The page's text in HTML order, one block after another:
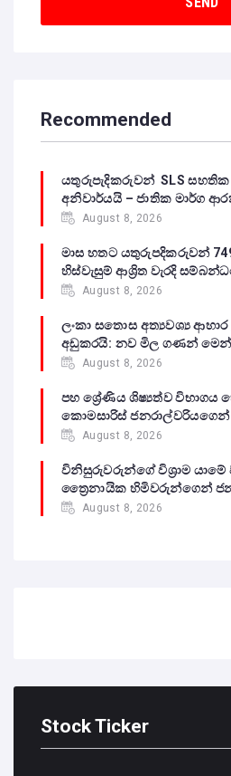
Recommended
යතුරුපැදිකරුවන් SLS සහතික
අනිවාර්යයි – ජාතික මාර්ග
August 8, 2026
මාස හතට යතුරුපදිකරුවන්
හිස්වැසුම් ආශ්‍රිත වැරදි
August 8, 2026
ලංකා සතොස අත්‍යවශ්‍ය
අඩුකරයි: නව මිල ගණන්
August 8, 2026
පහ ශ්‍රේණිය ශිෂ්‍යත්ව විභාගය
කොමසාරිස් ජනරාල්වරියගෙන්
August 8, 2026
විනිසුරුවරුන්ගේ විශ්‍රාම යාමේ
ත්‍රෛනායික හිමිවරුන්ගෙන්
August 8, 2026
Stock Ticker